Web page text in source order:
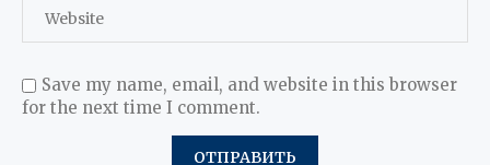
Save my name, email, and website in this browser
for the next time I comment.